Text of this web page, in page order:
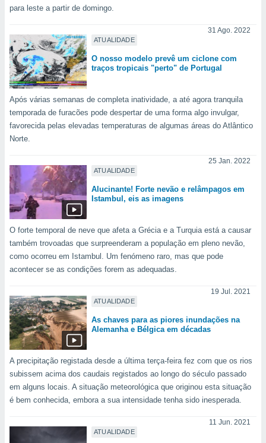
para leste a partir de domingo.
ATUALIDADE
31 Ago. 2022
O nosso modelo prevê um ciclone com
traços tropicais "perto" de Portugal
Após várias semanas de completa inatividade, a até agora tranquila
temporada de furacões pode despertar de uma forma algo invulgar,
favorecida pelas elevadas temperaturas de algumas áreas do Atlântico
Norte.
ATUALIDADE
25 Jan. 2022
Alucinante! Forte nevão e relâmpagos em
Istambul, eis as imagens
O forte temporal de neve que afeta a Grécia e a Turquia está a causar
também trovoadas que surpreenderam a população em pleno nevão,
como ocorreu em Istambul. Um fenómeno raro, mas que pode
acontecer se as condições forem as adequadas.
ATUALIDADE
19 Jul. 2021
As chaves para as piores inundações na
Alemanha e Bélgica em décadas
A precipitação registada desde a última terça-feira fez com que os rios
subissem acima dos caudais registados ao longo do século passado
em alguns locais. A situação meteorológica que originou esta situação
é bem conhecida, embora a sua intensidade tenha sido inesperada.
ATUALIDADE
11 Jun. 2021